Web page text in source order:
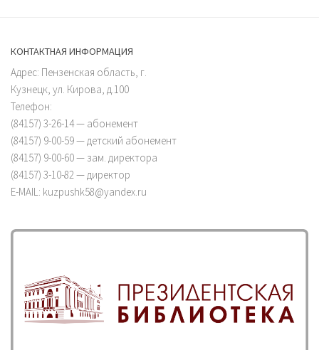
КОНТАКТНАЯ ИНФОРМАЦИЯ
Адрес: Пензенская область, г.
Кузнецк, ул. Кирова, д.100
Телефон:
(84157) 3-26-14 — абонемент
(84157) 9-00-59 — детский абонемент
(84157) 9-00-60 — зам. директора
(84157) 3-10-82 — директор
E-MAIL: kuzpushk58@yandex.ru